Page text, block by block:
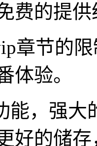
费的提
章节的
体验。
能，强
好的储